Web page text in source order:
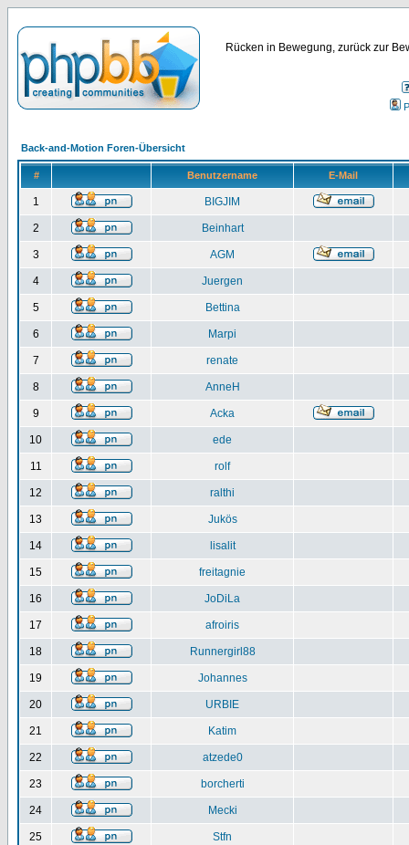
Rücken in Bewegung, zurück zur
Back-and-Motion Foren-Übersicht
# Benutzername E-Mail
1 BIGJIM
2 Beinhart
3 AGM
4 Juergen
5 Bettina
6 Marpi
7 renate
8 AnneH
9 Acka
10 ede
11 rolf
12 ralthi
13 Jukös
14 lisalit
15 freitagnie
16 JoDiLa
17 afroiris
18 Runnergirl88
19 Johannes
20 URBIE
21 Katim
22 atzede0
23 borcherti
24 Mecki
25 Stfn